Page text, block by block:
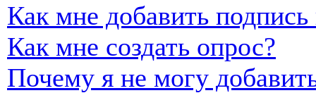
Как мне добавить
Как мне создать опрос?
Почему я не могу